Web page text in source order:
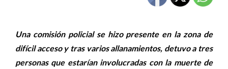
Una comisión policial se hizo presente en la zona de
difícil acceso y tras varios allanamientos, detuvo a tres
personas que estarían involucradas con la muerte de